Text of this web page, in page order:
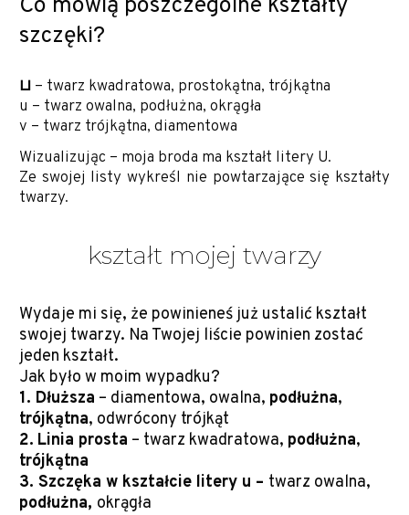
Co mówią poszczególne kształty
szczęki?
⊔ – twarz kwadratowa, prostokątna, trójkątna
u – twarz owalna, podłużna, okrągła
v – twarz trójkątna, diamentowa
Wizualizując – moja broda ma kształt litery U.
Ze swojej listy wykreśl nie powtarzające się kształty
twarzy.
kształt mojej twarzy
Wydaje mi się, że powinieneś już ustalić kształt
swojej twarzy. Na Twojej liście powinien zostać
jeden kształt.
Jak było w moim wypadku?
1. Dłuższa – diamentowa, owalna, podłużna,
trójkątna, odwrócony trójkąt
2. Linia prosta – twarz kwadratowa, podłużna,
trójkątna
3. Szczęka w kształcie litery u – twarz owalna,
podłużna, okrągła